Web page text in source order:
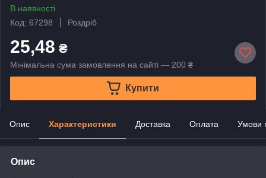
В наявності
Код: 67298
Роздріб
25,48 ₴
Мінімальна сума замовлення на сайті — 200 ₴
Купити
Опис Характеристики Доставка Оплата Умови
Опис